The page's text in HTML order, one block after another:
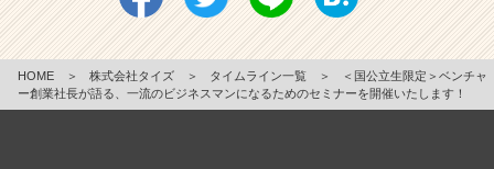
HOME ＞ 株式会社タイズ ＞ タイムライン一覧 ＞
＜国公立生限定＞ベンチャ
ー創業社長が語る、一流のビジネスマンになるためのセミナーを開催いたします！